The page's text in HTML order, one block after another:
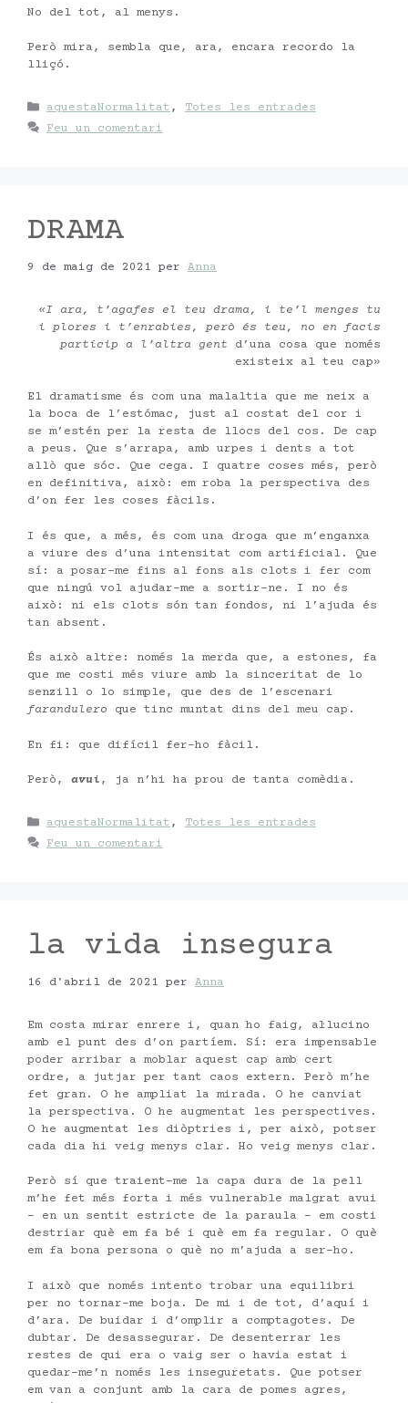
No del tot, al menys.
Però mira, sembla que, ara, encara recordo la
lliçó.
Categories
aquestaNormalitat , Totes les entrades
Feu un comentari
DRAMA
9 de maig de 2021 per Anna
«I ara, t’agafes el teu drama, i te’l menges tu
i plores i t’enrabies, però és teu, no en facis
partícip a l’altra gent d’una cosa que només
existeix al teu cap»
El dramatisme és com una malaltia que me neix a
la boca de l’estómac, just al costat del cor i
se m’estén per la resta de llocs del cos. De cap
a peus. Que s’arrapa, amb urpes i dents a tot
allò que sóc. Que cega. I quatre coses més, però
en definitiva, això: em roba la perspectiva des
d’on fer les coses fàcils.
I és que, a més, és com una droga que m’enganxa
a viure des d’una intensitat com artificial. Que
sí: a posar-me fins al fons als clots i fer com
que ningú vol ajudar-me a sortir-ne. I no és
això: ni els clots són tan fondos, ni l’ajuda és
tan absent.
És això altre: només la merda que, a estones, fa
que me costi més viure amb la sinceritat de lo
senzill o lo simple, que des de l’escenari
farandulero que tinc muntat dins del meu cap.
En fi: que difícil fer-ho fàcil.
Però, avui , ja n’hi ha prou de tanta comèdia.
Categories
aquestaNormalitat , Totes les entrades
Feu un comentari
la vida insegura
16 d'abril de 2021 per Anna
Em costa mirar enrere i, quan ho faig, al·lucino
amb el punt des d’on partíem. Sí: era impensable
poder arribar a moblar aquest cap amb cert
ordre, a jutjar per tant caos extern. Però m’he
fet gran. O he ampliat la mirada. O he canviat
la perspectiva. O he augmentat les perspectives.
O he augmentat les diòptries i, per això, potser
cada dia hi veig menys clar. Ho veig menys clar.
Però sí que traient-me la capa dura de la pell
m’he fet més forta i més vulnerable malgrat avui
– en un sentit estricte de la paraula – em costi
destriar què em fa bé i què em fa regular. O què
em fa bona persona o què no m’ajuda a ser-ho.
I això que només intento trobar una equilibri
per no tornar-me boja. De mi i de tot, d’aquí i
d’ara. De buidar i d’omplir a comptagotes. De
dubtar. De desassegurar. De desenterrar les
restes de qui era o vaig ser o havia estat i
quedar-me’n només les inseguretats. Que potser
em van a conjunt amb la cara de pomes agres,